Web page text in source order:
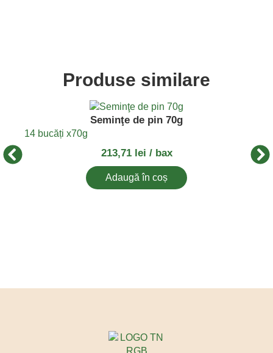
Produse similare
Seminţe de pin 70g
14 bucăți x70g
213,71 lei / bax
Adaugă în coș